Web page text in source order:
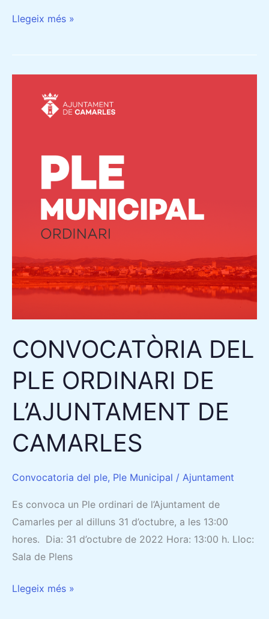
Llegeix més »
CONVOCATÒRIA DEL
PLE ORDINARI DE
L’AJUNTAMENT DE
CAMARLES
Convocatoria del ple, Ple Municipal / Ajuntament
Es convoca un Ple ordinari de l’Ajuntament de
Camarles per al dilluns 31 d’octubre, a les 13:00
hores. Dia: 31 d’octubre de 2022 Hora: 13:00 h. Lloc:
Sala de Plens
L’AJUNTAMENT
CAMARLES
Llegeix més »